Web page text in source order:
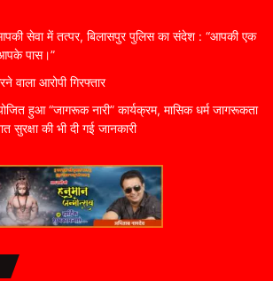
सेवा में तत्पर, बिलासपुर पुलिस का संदेश : “आपकी एक
पास।”
वाला आरोपी गिरफ्तार
हुआ “जागरूक नारी” कार्यक्रम, मासिक धर्म जागरूकता
सुरक्षा की भी दी गई जानकारी